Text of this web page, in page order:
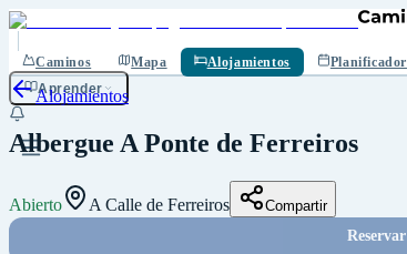
Caminos Mapa Alojamientos
Planificador
Aprender
Alojamientos
Albergue A Ponte de Ferreiros
Abierto A Calle de Ferreiros Compartir
Guardar
Reservar